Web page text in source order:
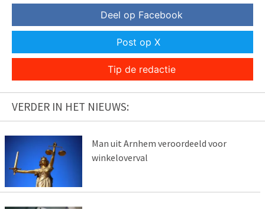
Deel op Facebook
Post op X
Tip de redactie
VERDER IN HET NIEUWS:
Man uit Arnhem veroordeeld voor
winkeloverval